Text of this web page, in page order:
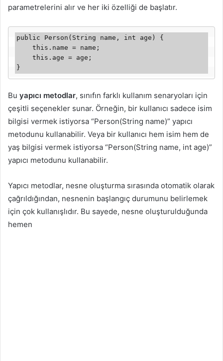
parametrelerini alır ve her iki özelliği de başlatır.
public Person(String name, int age) {
    this.name = name;
    this.age = age;
}
Bu yapıcı metodlar, sınıfın farklı kullanım senaryoları için
çeşitli seçenekler sunar. Örneğin, bir kullanıcı sadece isim
bilgisi vermek istiyorsa “Person(String name)” yapıcı
metodunu kullanabilir. Veya bir kullanıcı hem isim hem de
yaş bilgisi vermek istiyorsa “Person(String name, int age)”
yapıcı metodunu kullanabilir.
Yapıcı metodlar, nesne oluşturma sırasında otomatik olarak
çağrıldığından, nesnenin başlangıç durumunu belirlemek
için çok kullanışlıdır. Bu sayede, nesne oluşturulduğunda
hemen